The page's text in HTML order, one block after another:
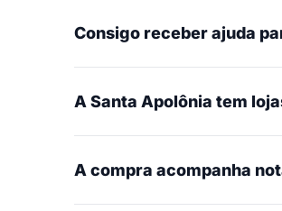
Consigo receber ajuda
A Santa Apolônia tem
A compra acompanha